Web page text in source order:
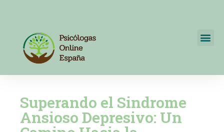
Superando el Sindrome
Ansioso Depresivo: Un